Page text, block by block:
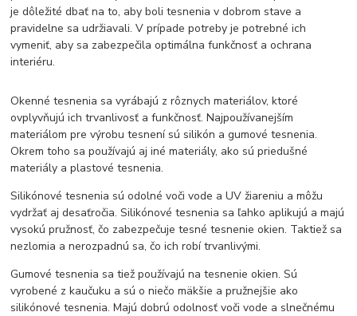
je dôležité dbať na to, aby boli tesnenia v dobrom stave a
pravidelne sa udržiavali. V prípade potreby je potrebné ich
vymeniť, aby sa zabezpečila optimálna funkčnosť a ochrana
interiéru.
Okenné tesnenia sa vyrábajú z rôznych materiálov, ktoré
ovplyvňujú ich trvanlivosť a funkčnosť. Najpoužívanejším
materiálom pre výrobu tesnení sú silikón a gumové tesnenia.
Okrem toho sa používajú aj iné materiály, ako sú priedušné
materiály a plastové tesnenia.
Silikónové tesnenia sú odolné voči vode a UV žiareniu a môžu
vydržať aj desaťročia. Silikónové tesnenia sa ľahko aplikujú a majú
vysokú pružnosť, čo zabezpečuje tesné tesnenie okien. Taktiež sa
nezlomia a nerozpadnú sa, čo ich robí trvanlivými.
Gumové tesnenia sa tiež používajú na tesnenie okien. Sú
vyrobené z kaučuku a sú o niečo mäkšie a pružnejšie ako
silikónové tesnenia. Majú dobrú odolnosť voči vode a slnečnému